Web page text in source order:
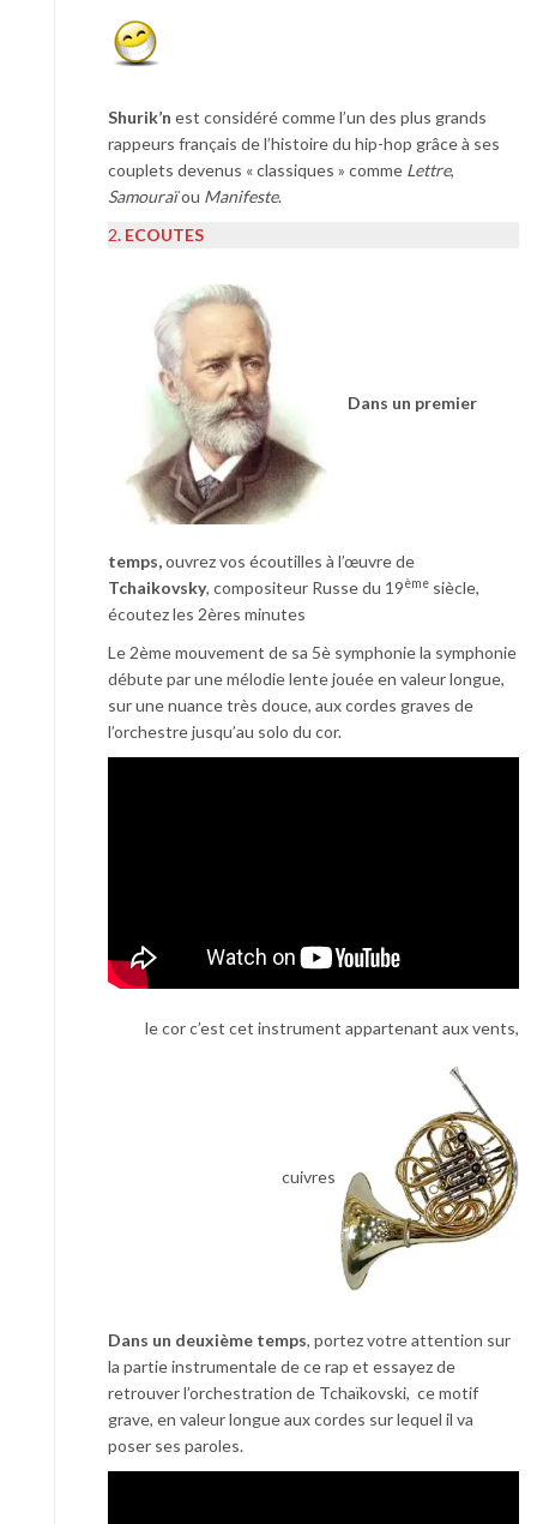
Shurik’n est considéré comme l’un des plus grands
rappeurs français de l’histoire du hip-hop grâce à ses
couplets devenus « classiques » comme Lettre,
Samouraïou Manifeste.
2. ECOUTES
Dans un premier
temps,ouvrez vos écoutilles à l’œuvre de
Tchaikovsky, compositeur Russe du 19ème siècle,
écoutez les 2ères minutes
Le 2ème mouvement de sa 5è symphonie la symphonie
débute par une mélodie lente jouée en valeur longue,
sur une nuance très douce, aux cordes graves de
l’orchestre jusqu’au solo du cor.
le cor c’est cet instrument appartenant aux vents,
cuivres
Dans un deuxième temps, portez votre attention sur
la partie instrumentale de ce rap et essayez de
retrouver l’orchestration de Tchaïkovski, ce motif
grave, en valeur longue aux cordes sur lequel il va
poser ses paroles.